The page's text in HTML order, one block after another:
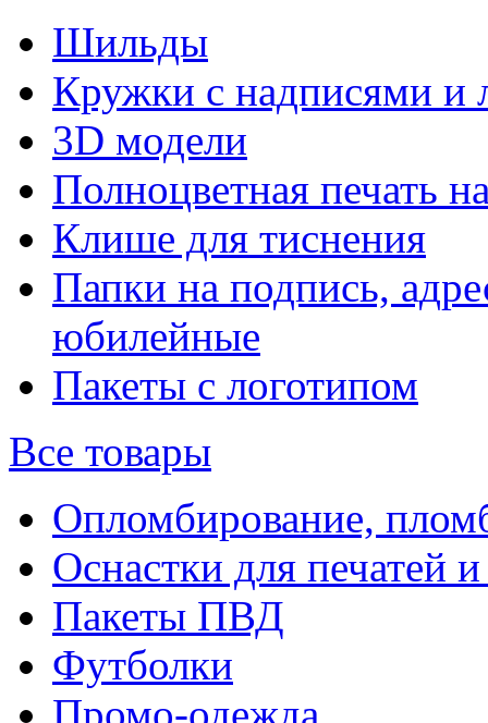
Шильды
Кружки с надписями и
3D модели
Полноцветная печать
Клише для тиснения
Папки на подпись,
юбилейные
Пакеты с логотипом
Все товары
Опломбирование,
Оснастки для печатей
Пакеты ПВД
Футболки
Промо-одежда